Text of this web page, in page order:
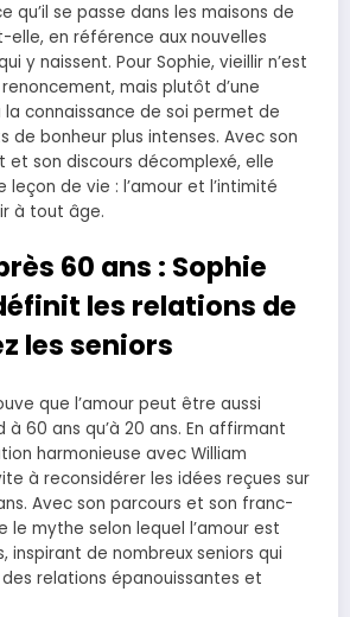
qu’il se passe dans les maisons de
en référence aux nouvelles
y naissent. Pour Sophie, vieillir n’est
mais plutôt d’une
la connaissance de soi permet de
de bonheur plus intenses. Avec son
et son discours décomplexé, elle
de vie : l’amour et l’intimité
à tout âge.
60 ans : Sophie
les relations de
les seniors
que l’amour peut être aussi
60 ans qu’à 20 ans. En affirmant
harmonieuse avec William
à reconsidérer les idées reçues sur
Avec son parcours et son franc-
le mythe selon lequel l’amour est
inspirant de nombreux seniors qui
relations épanouissantes et